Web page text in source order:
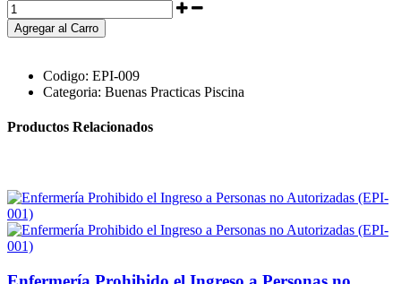
Agregar al Carro
Codigo: EPI-009
Categoria: Buenas Practicas Piscina
Productos Relacionados